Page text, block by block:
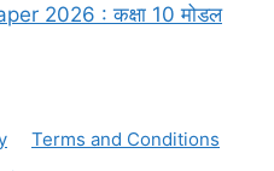
2026 : कक्षा 10 मोडल
Terms and Conditions